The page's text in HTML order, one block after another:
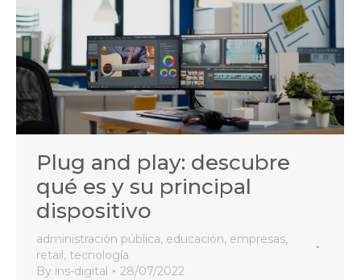
Plug and play: descubre
qué es y su principal
dispositivo
administración pública, educación, empresas,
retail, tecnología
By ins-digital 28/07/2022